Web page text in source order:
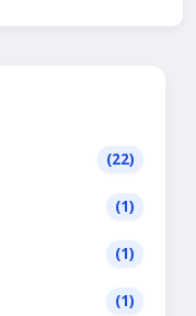
(22)
(1)
(1)
(1)